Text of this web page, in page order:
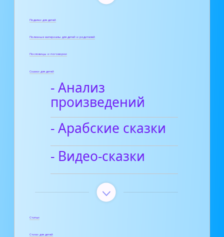
Поделки для детей
Полезные материалы для детей и родителей
Пословицы и поговорки
Сказки для детей
- Анализ
произведений
- Арабские сказки
- Видео-сказки
Статьи
Стихи для детей